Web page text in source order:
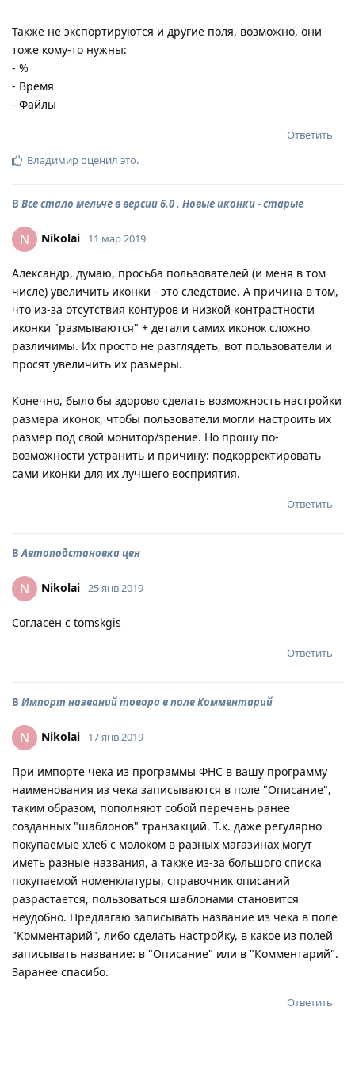
Также не экспортируются и другие поля, возможно, они
тоже кому-то нужны:
- %
- Время
- Файлы
Ответить
Владимироценил это.
В Все стало мельче в версии 6.0 . Новые иконки - старые
N Nikolai 11 мар 2019
Александр, думаю, просьба пользователей (и меня в том
числе) увеличить иконки - это следствие. А причина в том,
что из-за отсутствия контуров и низкой контрастности
иконки "размываются" + детали самих иконок сложно
различимы. Их просто не разглядеть, вот пользователи и
просят увеличить их размеры.
Конечно, было бы здорово сделать возможность настройки
размера иконок, чтобы пользователи могли настроить их
размер под свой монитор/зрение. Но прошу по-
возможности устранить и причину: подкорректировать
сами иконки для их лучшего восприятия.
Ответить
ВАвтоподстановка цен
N Nikolai 25 янв 2019
Согласен с tomskgis
Ответить
В Импорт названий товара в поле Комментарий
N Nikolai 17 янв 2019
При импорте чека из программы ФНС в вашу программу
наименования из чека записываются в поле "Описание",
таким образом, пополняют собой перечень ранее
созданных "шаблонов" транзакций. Т.к. даже регулярно
покупаемые хлеб с молоком в разных магазинах могут
иметь разные названия, а также из-за большого списка
покупаемой номенклатуры, справочник описаний
разрастается, пользоваться шаблонами становится
неудобно. Предлагаю записывать название из чека в поле
"Комментарий", либо сделать настройку, в какое из полей
записывать название: в "Описание" или в "Комментарий".
Заранее спасибо.
Ответить